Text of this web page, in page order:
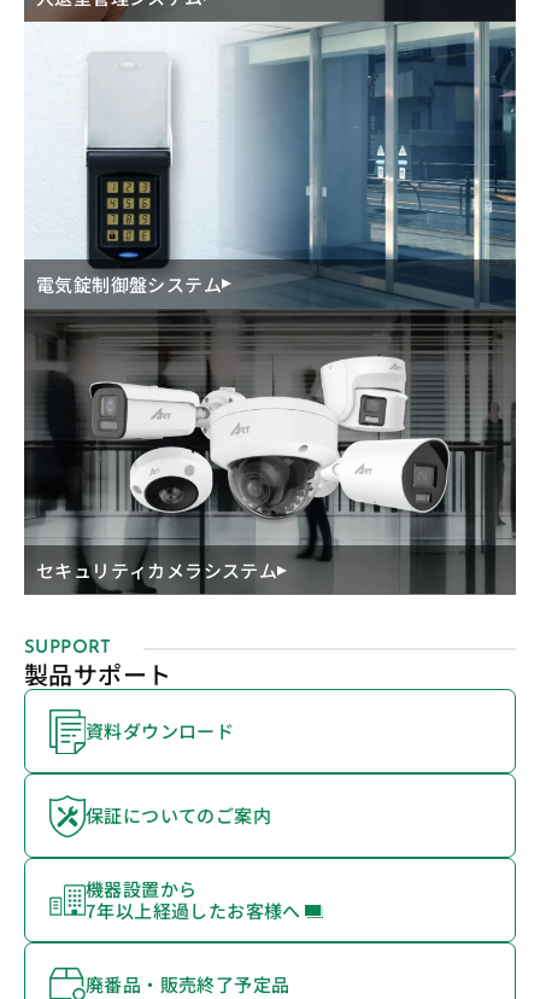
電気錠制御盤システム
セキュリティカメラシステム
SUPPORT
製品サポート
資料ダウンロード
保証についてのご案内
機器設置から
7年以上経過したお客様へ
廃番品・販売終了予定品